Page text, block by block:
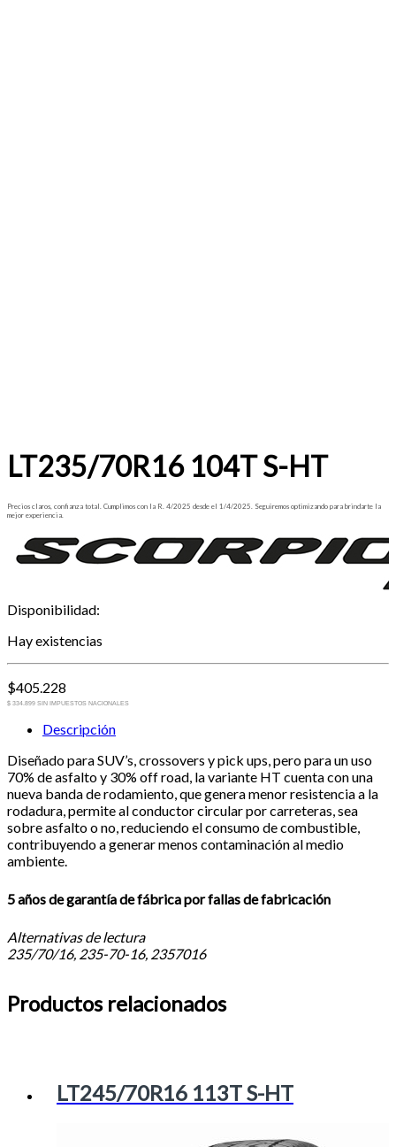
LT235/70R16 104T S-HT
Precios claros, confianza total. Cumplimos con la R. 4/2025 desde el 1/4/2025. Seguiremos optimizando para brindarte la
mejor experiencia.
Disponibilidad:
Hay existencias
$405.228
$ 334.899 SIN IMPUESTOS NACIONALES
Descripción
Diseñado para SUV’s, crossovers y pick ups, pero para un uso
70% de asfalto y 30% off road, la variante HT cuenta con una
nueva banda de rodamiento, que genera menor resistencia a la
rodadura, permite al conductor circular por carreteras, sea
sobre asfalto o no, reduciendo el consumo de combustible,
contribuyendo a generar menos contaminación al medio
ambiente.
5 años de garantía de fábrica por fallas de fabricación
Alternativas de lectura
235/70/16, 235-70-16, 2357016
Productos relacionados
LT245/70R16 113T S-HT